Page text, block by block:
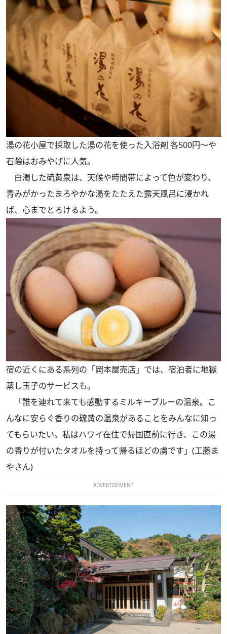
湯の花小屋で採取した湯の花を使った入浴剤 各500円～や
石鹼はおみやげに人気。
白濁した硫黄泉は、天候や時間帯によって色が変わり、
青みがかったまろやかな湯をたたえた露天風呂に浸かれ
ば、心までとろけるよう。
宿の近くにある系列の「岡本屋売店」では、宿泊者に地獄
蒸し玉子のサービスも。
「誰を連れて来ても感動するミルキーブルーの温泉。こ
んなに安らぐ香りの硫黄の温泉があることをみんなに知っ
てもらいたい。私はハワイ在住で帰国直前に行き、この湯
の香りが付いたタオルを持って帰るほどの虜です」(工藤ま
やさん)
ADVERTISEMENT